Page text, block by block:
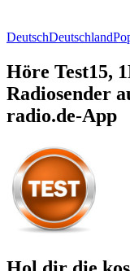
DeutschDeutschland
Höre Test15,
Radiosender
radio.de-App